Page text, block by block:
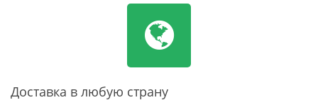
Доставка в любую страну